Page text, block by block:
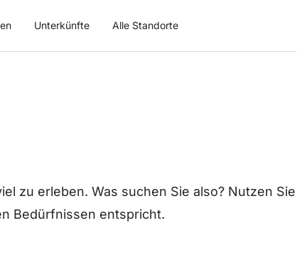
Unterkünfte Alle Standorte
zu erleben. Was suchen Sie also? Nutzen
Bedürfnissen entspricht.